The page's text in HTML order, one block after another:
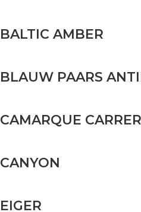
BALTIC AMBER
BLAUW PAARS
CAMARQUE
CANYON
EIGER